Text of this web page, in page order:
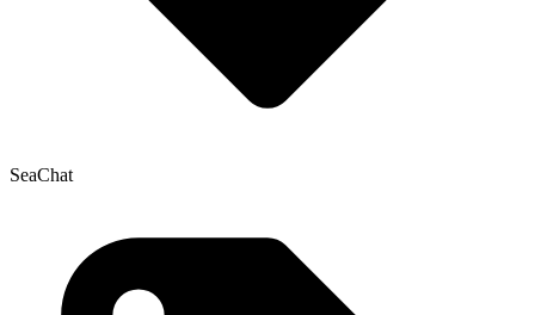
SeaChat